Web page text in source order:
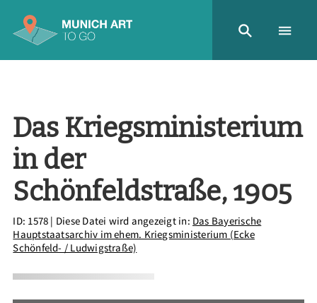
Das Kriegsministerium
in der
Schönfeldstraße, 1905
ID: 1578 | Diese Datei wird angezeigt in: Das Bayerische
Hauptstaatsarchiv im ehem. Kriegsministerium (Ecke
Schönfeld- / Ludwigstraße)